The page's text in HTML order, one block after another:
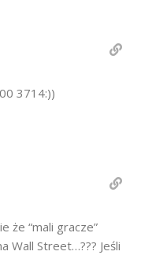
3714:))
że “mali gracze”
Wall Street…??? Jeśli